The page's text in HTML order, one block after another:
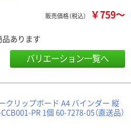
販売価格（税込） ￥759～
品あります
バリエーション一覧へ
クリップボード A4 バインダー 縦
PR 1個 60-7278-05（直送品）